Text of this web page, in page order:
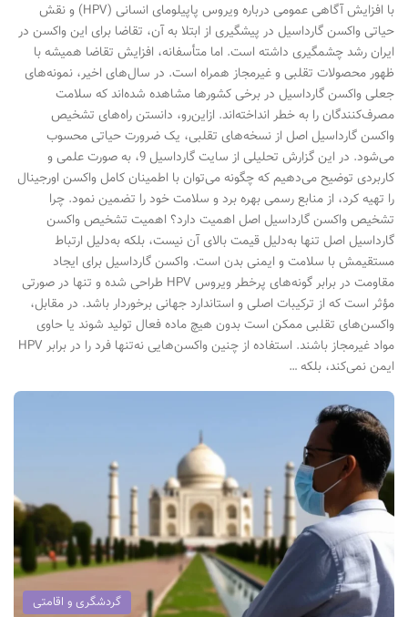
با افزایش آگاهی عمومی درباره ویروس پاپیلومای انسانی (HPV) و نقش
حیاتی واکسن گارداسیل در پیشگیری از ابتلا به آن، تقاضا برای این واکسن در
ایران رشد چشمگیری داشته است. اما متأسفانه، افزایش تقاضا همیشه با
ظهور محصولات تقلبی و غیرمجاز همراه است. در سال‌های اخیر، نمونه‌های
جعلی واکسن گارداسیل در برخی کشورها مشاهده شده‌اند که سلامت
مصرف‌کنندگان را به خطر انداخته‌اند. ازاین‌رو، دانستن راه‌های تشخیص
واکسن گارداسیل اصل از نسخه‌های تقلبی، یک ضرورت حیاتی محسوب
می‌شود. در این گزارش تحلیلی از سایت گارداسیل 9، به صورت علمی و
کاربردی توضیح می‌دهیم که چگونه می‌توان با اطمینان کامل واکسن اورجینال
را تهیه کرد، از منابع رسمی بهره برد و سلامت خود را تضمین نمود. چرا
تشخیص واکسن گارداسیل اصل اهمیت دارد؟ اهمیت تشخیص واکسن
گارداسیل اصل تنها به‌دلیل قیمت بالای آن نیست، بلکه به‌دلیل ارتباط
مستقیمش با سلامت و ایمنی بدن است. واکسن گارداسیل برای ایجاد
مقاومت در برابر گونه‌های پرخطر ویروس HPV طراحی شده و تنها در صورتی
مؤثر است که از ترکیبات اصلی و استاندارد جهانی برخوردار باشد. در مقابل،
واکسن‌های تقلبی ممکن است بدون هیچ ماده فعال تولید شوند یا حاوی
مواد غیرمجاز باشند. استفاده از چنین واکسن‌هایی نه‌تنها فرد را در برابر HPV
ایمن نمی‌کند، بلکه …
گردشگری و اقامتی